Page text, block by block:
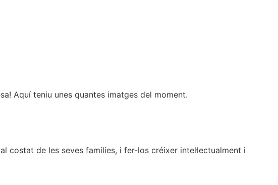
Aquí teniu unes quantes imatges del moment.
costat de les seves famílies, i fer-los créixer intel·lectualment i